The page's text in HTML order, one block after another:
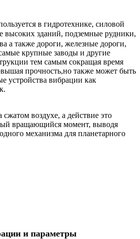
в гидротехнике, силовой
высоких зданий, подземные рудники,
а также дороги, железные дороги,
крупные заводы и другие
тем самым сокращая время
прочность,но также может быть
устройства вибрации как
воздухе, а действие это
вращающийся момент, выводя
механизма для планетарного
и параметры